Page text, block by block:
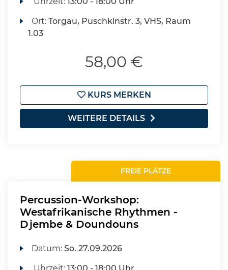
Ort:Torgau, Puschkinstr. 3, VHS, Raum
1.03
58,00 €
KURS MERKEN
WEITERE DETAILS
FREIE PLÄTZE
Percussion-Workshop:
Westafrikanische Rhythmen -
Djembe & Doundouns
Datum:So. 27.09.2026